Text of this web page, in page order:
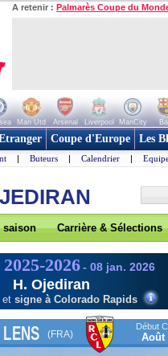
A retenir : Palmarès Coupe du
Man Utd Arsenal Liverpool ManCity
Coupe d'Europe Les
| Buteurs | Calendrier |
saison Carrière & Sélections
2026- 08 jan. 2026
H. Ojediran
et signe à Colorado Rapids
LENS (FRA)
Début
Août